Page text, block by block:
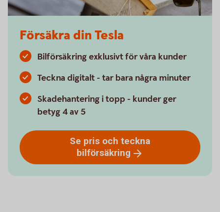
Försäkra din Tesla
Bilförsäkring exklusivt för våra kunder
Teckna digitalt - tar bara några minuter
Skadehantering i topp - kunder ger
betyg 4 av 5
Se pris och teckna
bilförsäkring